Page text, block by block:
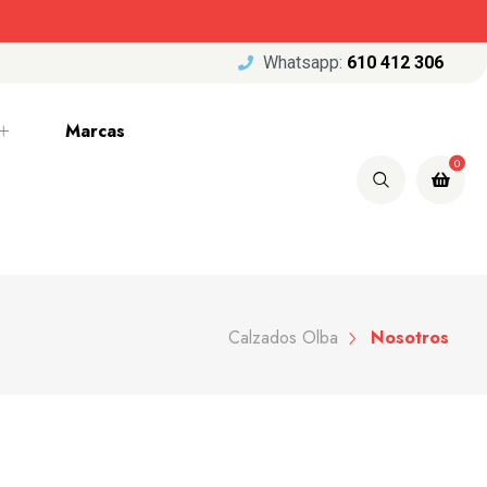
Whatsapp: 610 412 306
Marcas
0
Calzados Olba Nosotros